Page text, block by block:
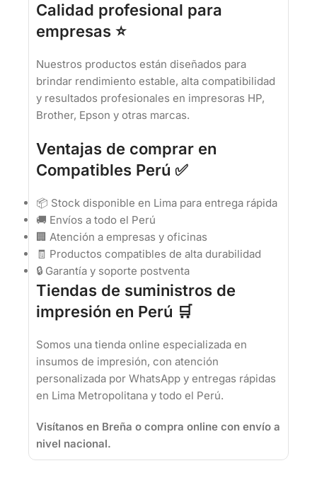
Calidad profesional para
empresas ⭐
Nuestros productos están diseñados para
brindar rendimiento estable, alta compatibilidad
y resultados profesionales en impresoras HP,
Brother, Epson y otras marcas.
Ventajas de comprar en
Compatibles Perú ✅
📦 Stock disponible en Lima para entrega rápida
🚚 Envíos a todo el Perú
🏢 Atención a empresas y oficinas
🧾 Productos compatibles de alta durabilidad
🔒 Garantía y soporte postventa
Tiendas de suministros de
impresión en Perú 🛒
Somos una tienda online especializada en
insumos de impresión, con atención
personalizada por WhatsApp y entregas rápidas
en Lima Metropolitana y todo el Perú.
Visítanos en Breña o compra online con envío a
nivel nacional.